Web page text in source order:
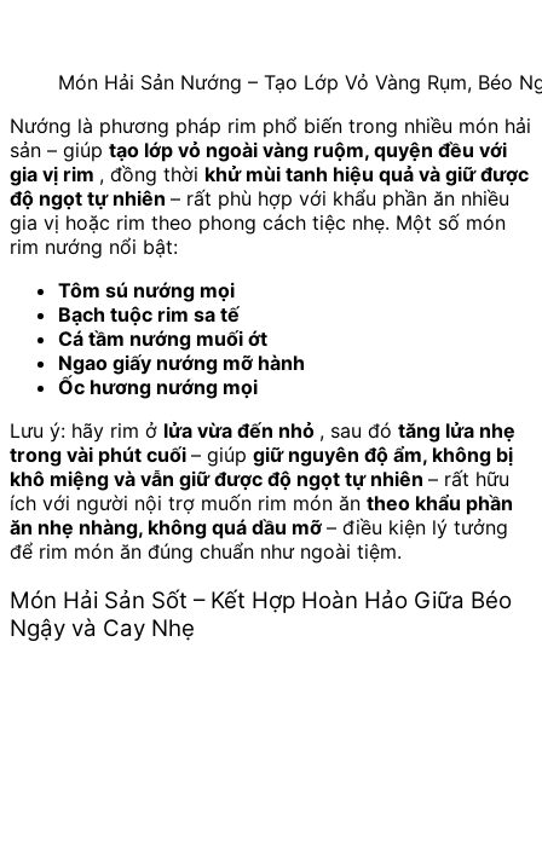
Món Hải Sản Nướng – Tạo Lớp Vỏ Vàng Rụm, Béo
Nướng là phương pháp rim phổ biến trong nhiều món hải
sản – giúp tạo lớp vỏ ngoài vàng ruộm, quyện đều với
gia vị rim , đồng thời khử mùi tanh hiệu quả và giữ được
độ ngọt tự nhiên – rất phù hợp với khẩu phần ăn nhiều
gia vị hoặc rim theo phong cách tiệc nhẹ. Một số món
rim nướng nổi bật:
Tôm sú nướng mọi
Bạch tuộc rim sa tế
Cá tầm nướng muối ớt
Ngao giấy nướng mỡ hành
Ốc hương nướng mọi
Lưu ý: hãy rim ở lửa vừa đến nhỏ , sau đó tăng lửa nhẹ
trong vài phút cuối – giúp giữ nguyên độ ẩm, không bị
khô miệng và vẫn giữ được độ ngọt tự nhiên – rất hữu
ích với người nội trợ muốn rim món ăn theo khẩu phần
ăn nhẹ nhàng, không quá dầu mỡ – điều kiện lý tưởng
để rim món ăn đúng chuẩn như ngoài tiệm.
Món Hải Sản Sốt – Kết Hợp Hoàn Hảo Giữa Béo
Ngậy và Cay Nhẹ